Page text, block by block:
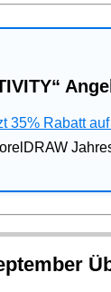
35% Rabatt